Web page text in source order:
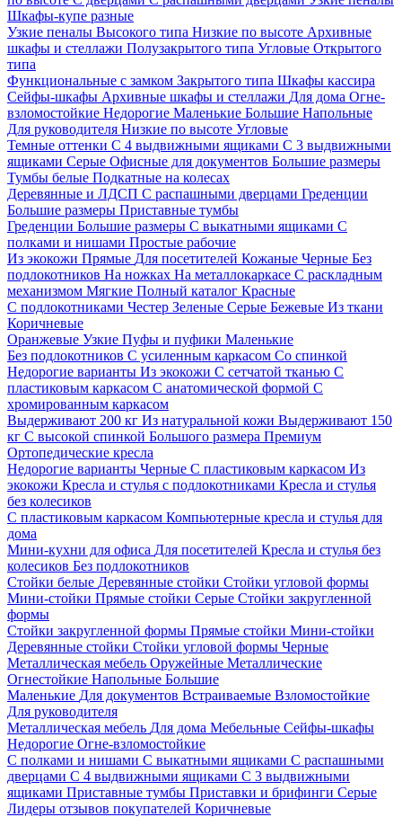
Шкафы-купе разные
Узкие пеналы Высокого типа Низкие по высоте Архивные
шкафы и стеллажи Полузакрытого типа Угловые Открытого
типа
Функциональные с замком Закрытого типа Шкафы кассира
Сейфы-шкафы Архивные шкафы и стеллажи Для дома Огне-
взломостойкие Недорогие Маленькие Большие Напольные
Для руководителя Низкие по высоте Угловые
Темные оттенки С 4 выдвижными ящиками С 3 выдвижными
ящиками Серые Офисные для документов Большие размеры
Тумбы белые Подкатные на колесах
Деревянные и ЛДСП С распашными дверцами Греденции
Большие размеры Приставные тумбы
Греденции Большие размеры С выкатными ящиками С
полками и нишами Простые рабочие
Из экокожи Прямые Для посетителей Кожаные Черные Без
подлокотников На ножках На металлокаркасе С раскладным
механизмом Мягкие Полный каталог Красные
С подлокотниками Честер Зеленые Серые Бежевые Из ткани
Коричневые
Оранжевые Узкие Пуфы и пуфики Маленькие
Без подлокотников С усиленным каркасом Со спинкой
Недорогие варианты Из экокожи С сетчатой тканью С
пластиковым каркасом С анатомической формой С
хромированным каркасом
Выдерживают 200 кг Из натуральной кожи Выдерживают 150
кг С высокой спинкой Большого размера Премиум
Ортопедические кресла
Недорогие варианты Черные С пластиковым каркасом Из
экокожи Кресла и стулья с подлокотниками Кресла и стулья
без колесиков
С пластиковым каркасом Компьютерные кресла и стулья для
дома
Мини-кухни для офиса Для посетителей Кресла и стулья без
колесиков Без подлокотников
Стойки белые Деревянные стойки Стойки угловой формы
Мини-стойки Прямые стойки Серые Стойки закругленной
формы
Стойки закругленной формы Прямые стойки Мини-стойки
Деревянные стойки Стойки угловой формы Черные
Металлическая мебель Оружейные Металлические
Огнестойкие Напольные Большие
Маленькие Для документов Встраиваемые Взломостойкие
Для руководителя
Металлическая мебель Для дома Мебельные Сейфы-шкафы
Недорогие Огне-взломостойкие
С полками и нишами С выкатными ящиками С распашными
дверцами С 4 выдвижными ящиками С 3 выдвижными
ящиками Приставные тумбы Приставки и брифинги Серые
Лидеры отзывов покупателей Коричневые